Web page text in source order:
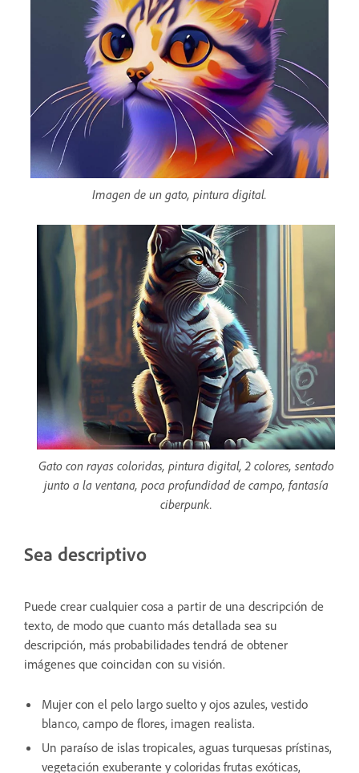
Imagen de un gato, pintura digital.
Gato con rayas coloridas, pintura digital, 2 colores, sentado
junto a la ventana, poca profundidad de campo, fantasía
ciberpunk.
Sea descriptivo
Puede crear cualquier cosa a partir de una descripción de
texto, de modo que cuanto más detallada sea su
descripción, más probabilidades tendrá de obtener
imágenes que coincidan con su visión.
Mujer con el pelo largo suelto y ojos azules, vestido
blanco, campo de flores, imagen realista.
Un paraíso de islas tropicales, aguas turquesas prístinas,
vegetación exuberante y coloridas frutas exóticas,